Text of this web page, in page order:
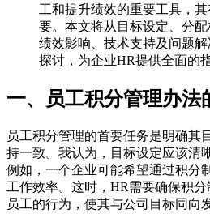
工和提升绩效的重要工具，
要。本文将从目标设定、分配
绩效影响、技术支持及问题
探讨，为企业HR提供全面的
一、员工积分管理办法
员工积分管理的首要任务是明确其
持一致。我认为，目标设定应该清
例如，一个企业可能希望通过积分
工作效率。这时，HR需要确保积
员工的行为，使其与公司目标同向